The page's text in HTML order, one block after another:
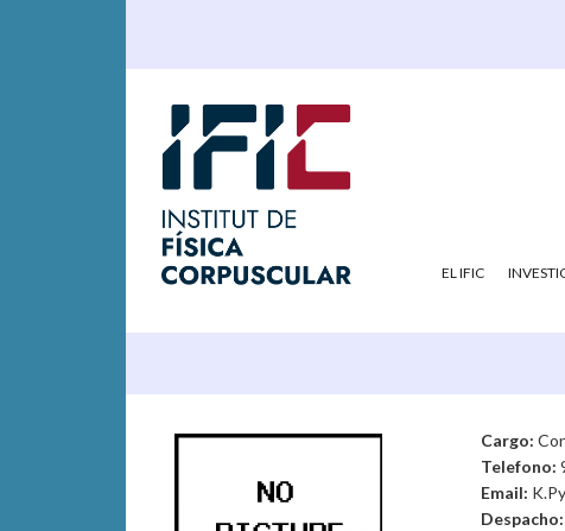
EL IFIC
Cargo:
Telefono:
Email:
Despacho: